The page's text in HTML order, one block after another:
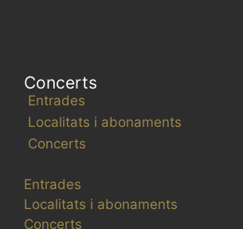
Concerts
Entrades
Localitats i abonaments
Concerts
Entrades
Localitats i abonaments
Concerts